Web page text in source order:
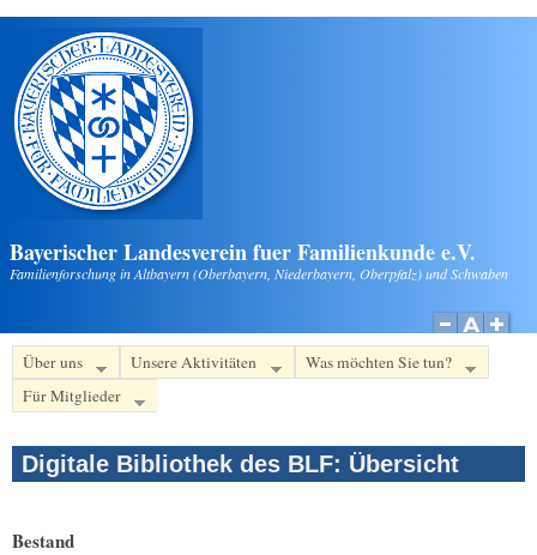
Direkt zum Inhalt
Bayerischer Landesverein fuer Familienkunde e.V.
Familienforschung in Altbayern (Oberbayern, Niederbayern, Oberpfalz) und Schwaben
Über uns Unsere Aktivitäten
Was möchten Sie tun?
Für Mitglieder
Digitale Bibliothek des BLF: Übersicht
Bestand